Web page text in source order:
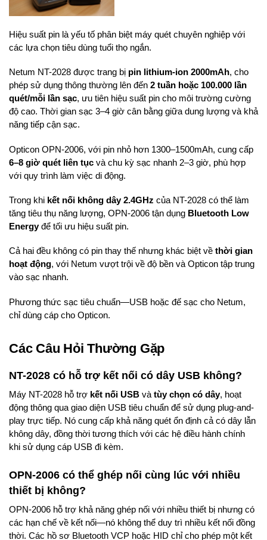
Hiệu suất pin là yếu tố phân biệt máy quét chuyên nghiệp với
các lựa chọn tiêu dùng tuổi thọ ngắn.
Netum NT-2028 được trang bị pin lithium-ion 2000mAh, cho
phép sử dụng thông thường lên đến 2 tuần hoặc 100.000 lần
quét/mỗi lần sạc, ưu tiên hiệu suất pin cho môi trường cường
độ cao. Thời gian sạc 3–4 giờ cân bằng giữa dung lượng và khả
năng tiếp cận sạc.
Opticon OPN-2006, với pin nhỏ hơn 1300–1500mAh, cung cấp
6–8 giờ quét liên tục và chu kỳ sạc nhanh 2–3 giờ, phù hợp
với quy trình làm việc di động.
Trong khi kết nối không dây 2.4GHz của NT-2028 có thể làm
tăng tiêu thụ năng lượng, OPN-2006 tận dụng Bluetooth Low
Energyđể tối ưu hiệu suất pin.
Cả hai đều không có pin thay thế nhưng khác biệt về thời gian
hoạt động, với Netum vượt trội về độ bền và Opticon tập trung
vào sạc nhanh.
Phương thức sạc tiêu chuẩn—USB hoặc đế sạc cho Netum,
chỉ dùng cáp cho Opticon.
Các Câu Hỏi Thường Gặp
NT-2028 có hỗ trợ kết nối có dây USB không?
Máy NT-2028 hỗ trợ kết nối USB và tùy chọn có dây, hoạt
động thông qua giao diện USB tiêu chuẩn để sử dụng plug-and-
play trực tiếp. Nó cung cấp khả năng quét ổn định cả có dây lẫn
không dây, đồng thời tương thích với các hệ điều hành chính
khi sử dụng cáp USB đi kèm.
OPN-2006 có thể ghép nối cùng lúc với nhiều
thiết bị không?
OPN-2006 hỗ trợ khả năng ghép nối với nhiều thiết bị nhưng có
các hạn chế về kết nối—nó không thể duy trì nhiều kết nối đồng
thời. Các hồ sơ Bluetooth VCP hoặc HID chỉ cho phép một kết